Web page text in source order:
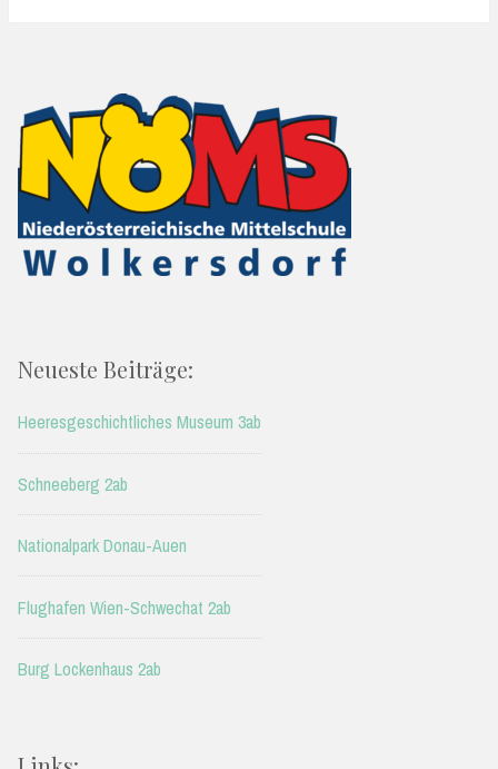
Neueste Beiträge:
Heeresgeschichtliches Museum 3ab
Schneeberg 2ab
Nationalpark Donau-Auen
Flughafen Wien-Schwechat 2ab
Burg Lockenhaus 2ab